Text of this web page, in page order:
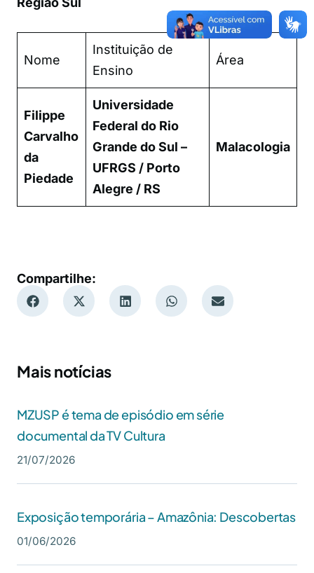
Nome
Instituição de
Ensino
Área
Filippe
Carvalho
da
Piedade
Universidade
Federal do Rio
Grande do Sul –
UFRGS / Porto
Alegre / RS
Malacologia
Compartilhe:
Mais notícias
MZUSP é tema de episódio em série
documental da TV Cultura
21/07/2026
Exposição temporária – Amazônia: Descobertas
01/06/2026